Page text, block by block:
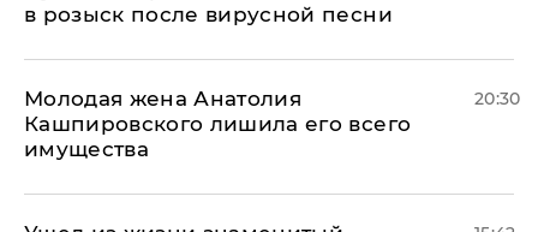
в розыск после вирусной песни
Молодая жена Анатолия
Кашпировского лишила его всего
имущества
20:30